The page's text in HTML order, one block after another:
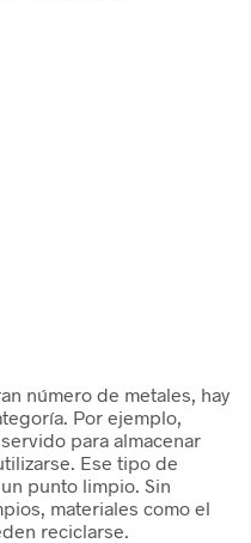
número de metales, hay
Por ejemplo,
para almacenar
Ese tipo de
punto limpio. Sin
materiales como el
reciclarse.